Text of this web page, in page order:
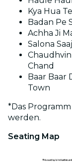
Kya Hua
Badan Pe
Achha Ji
Salona
Chaudhvin
Chand
Baar Baar
Town
*Das
werden.
Seating Map